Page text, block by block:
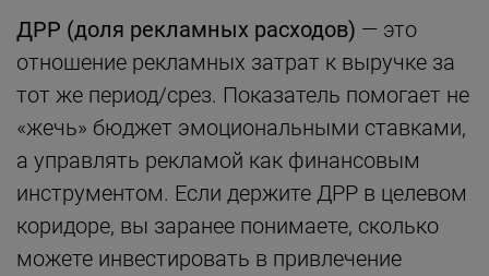
ДРР (доля рекламных расходов) — это
отношение рекламных затрат к выручке за
тот же период/срез. Показатель помогает не
«жечь» бюджет эмоциональными ставками,
а управлять рекламой как финансовым
инструментом. Если держите ДРР в целевом
коридоре, вы заранее понимаете, сколько
можете инвестировать в привлечение